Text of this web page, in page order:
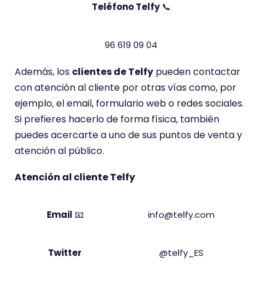
Teléfono Telfy📞
96 619 09 04
Además, los clientes de Telfy pueden contactar
con atención al cliente por otras vías como, por
ejemplo, el email, formulario web o redes sociales.
Si prefieres hacerlo de forma física, también
puedes acercarte a uno de sus puntos de venta y
atención al público.
Atención al cliente Telfy
Email 📧 info@telfy.com
Twitter @telfy_ES